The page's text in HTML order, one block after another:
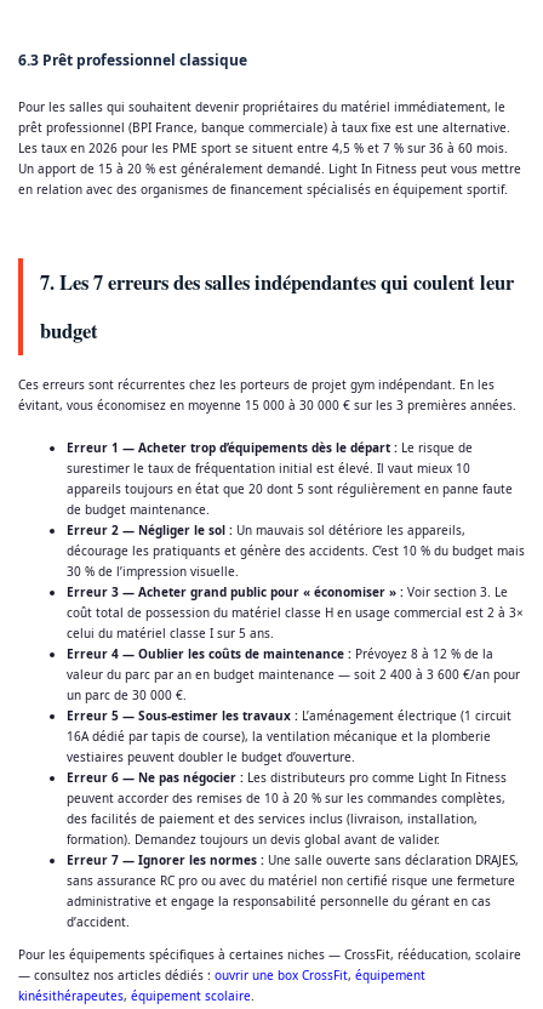
6.3 Prêt professionnel classique
Pour les salles qui souhaitent devenir propriétaires du matériel immédiatement, le
prêt professionnel (BPI France, banque commerciale) à taux fixe est une alternative.
Les taux en 2026 pour les PME sport se situent entre 4,5 % et 7 % sur 36 à 60 mois.
Un apport de 15 à 20 % est généralement demandé. Light In Fitness peut vous mettre
en relation avec des organismes de financement spécialisés en équipement sportif.
7. Les 7 erreurs des salles indépendantes qui coulent leur
budget
Ces erreurs sont récurrentes chez les porteurs de projet gym indépendant. En les
évitant, vous économisez en moyenne 15 000 à 30 000 € sur les 3 premières années.
Erreur 1 — Acheter trop d’équipements dès le départ : Le risque de
surestimer le taux de fréquentation initial est élevé. Il vaut mieux 10
appareils toujours en état que 20 dont 5 sont régulièrement en panne faute
de budget maintenance.
Erreur 2 — Négliger le sol : Un mauvais sol détériore les appareils,
décourage les pratiquants et génère des accidents. C’est 10 % du budget mais
30 % de l’impression visuelle.
Erreur 3 — Acheter grand public pour « économiser » : Voir section 3. Le
coût total de possession du matériel classe H en usage commercial est 2 à 3×
celui du matériel classe I sur 5 ans.
Erreur 4 — Oublier les coûts de maintenance : Prévoyez 8 à 12 % de la
valeur du parc par an en budget maintenance — soit 2 400 à 3 600 €/an pour
un parc de 30 000 €.
Erreur 5 — Sous-estimer les travaux : L’aménagement électrique (1 circuit
16A dédié par tapis de course), la ventilation mécanique et la plomberie
vestiaires peuvent doubler le budget d’ouverture.
Erreur 6 — Ne pas négocier : Les distributeurs pro comme Light In Fitness
peuvent accorder des remises de 10 à 20 % sur les commandes complètes,
des facilités de paiement et des services inclus (livraison, installation,
formation). Demandez toujours un devis global avant de valider.
Erreur 7 — Ignorer les normes : Une salle ouverte sans déclaration DRAJES,
sans assurance RC pro ou avec du matériel non certifié risque une fermeture
administrative et engage la responsabilité personnelle du gérant en cas
d’accident.
Pour les équipements spécifiques à certaines niches — CrossFit, rééducation, scolaire
— consultez nos articles dédiés : ouvrir une box CrossFit, équipement
kinésithérapeutes, équipement scolaire.